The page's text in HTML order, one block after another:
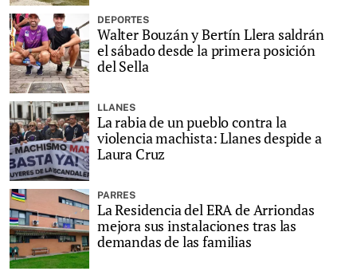
DEPORTES
Walter Bouzán y Bertín Llera saldrán
el sábado desde la primera posición
del Sella
LLANES
La rabia de un pueblo contra la
violencia machista: Llanes despide a
Laura Cruz
PARRES
La Residencia del ERA de Arriondas
mejora sus instalaciones tras las
demandas de las familias